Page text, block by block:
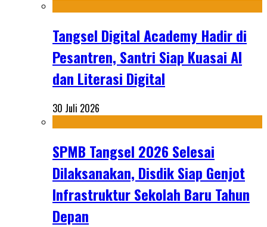
Tangsel Digital Academy Hadir di
Pesantren, Santri Siap Kuasai AI
dan Literasi Digital
30 Juli 2026
SPMB Tangsel 2026 Selesai
Dilaksanakan, Disdik Siap Genjot
Infrastruktur Sekolah Baru Tahun
Depan